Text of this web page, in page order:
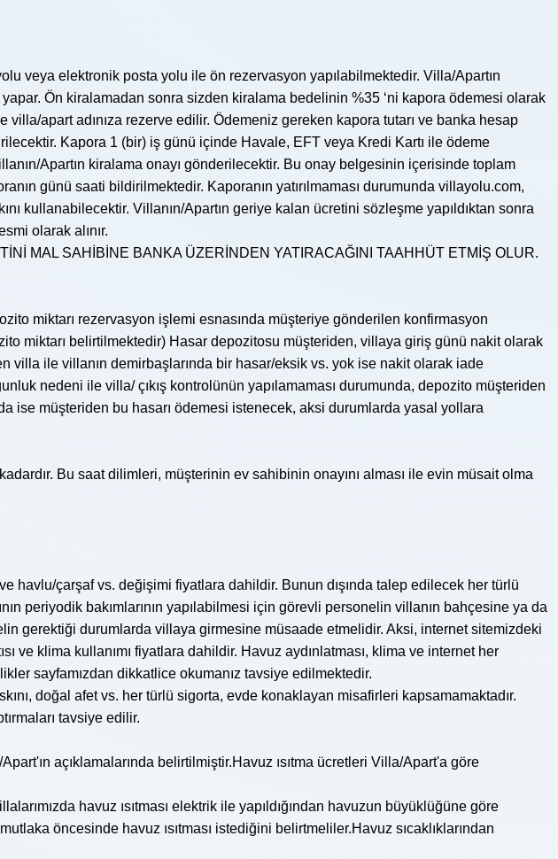
veya elektronik posta yolu ile ön rezervasyon yapılabilmektedir. Villa/Apartın
Ön kiralamadan sonra sizden kiralama bedelinin %35 ‘ni kapora ödemesi olarak
apart adınıza rezerve edilir. Ödemeniz gereken kapora tutarı ve banka hesap
Kapora 1 (bir) iş günü içinde Havale, EFT veya Kredi Kartı ile ödeme
Apartın kiralama onayı gönderilecektir. Bu onay belgesinin içerisinde toplam
günü saati bildirilmektedir. Kaporanın yatırılmaması durumunda villayolu.com,
kullanabilecektir. Villanın/Apartın geriye kalan ücretini sözleşme yapıldıktan sonra
olarak alınır.
MAL SAHİBİNE BANKA ÜZERİNDEN YATIRACAĞINI TAAHHÜT ETMİŞ OLUR.
miktarı rezervasyon işlemi esnasında müşteriye gönderilen konfirmasyon
miktarı belirtilmektedir) Hasar depozitosu müşteriden, villaya giriş günü nakit olarak
ile villanın demirbaşlarında bir hasar/eksik vs. yok ise nakit olarak iade
nedeni ile villa/ çıkış kontrolünün yapılamaması durumunda, depozito müşteriden
ise müşteriden bu hasarı ödemesi istenecek, aksi durumlarda yasal yollara
Bu saat dilimleri, müşterinin ev sahibinin onayını alması ile evin müsait olma
havlu/çarşaf vs. değişimi fiyatlara dahildir. Bunun dışında talep edilecek her türlü
periyodik bakımlarının yapılabilmesi için görevli personelin villanın bahçesine ya da
gerektiği durumlarda villaya girmesine müsaade etmelidir. Aksi, internet sitemizdeki
ve klima kullanımı fiyatlara dahildir. Havuz aydınlatması, klima ve internet her
sayfamızdan dikkatlice okumanız tavsiye edilmektedir.
doğal afet vs. her türlü sigorta, evde konaklayan misafirleri kapsamamaktadır.
tavsiye edilir.
açıklamalarında belirtilmiştir.Havuz ısıtma ücretleri Villa/Apart'a göre
havuz ısıtması elektrik ile yapıldığından havuzun büyüklüğüne göre
öncesinde havuz ısıtması istediğini belirtmeliler.Havuz sıcaklıklarından